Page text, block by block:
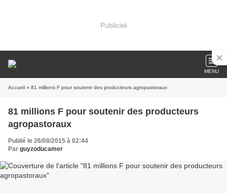
Publicité
MENU
Accueil » 81 millions F pour soutenir des producteurs agropastoraux
81 millions F pour soutenir des producteurs
agropastoraux
Publié le 26/08/2015 à 02:44
Par guyzoducamer